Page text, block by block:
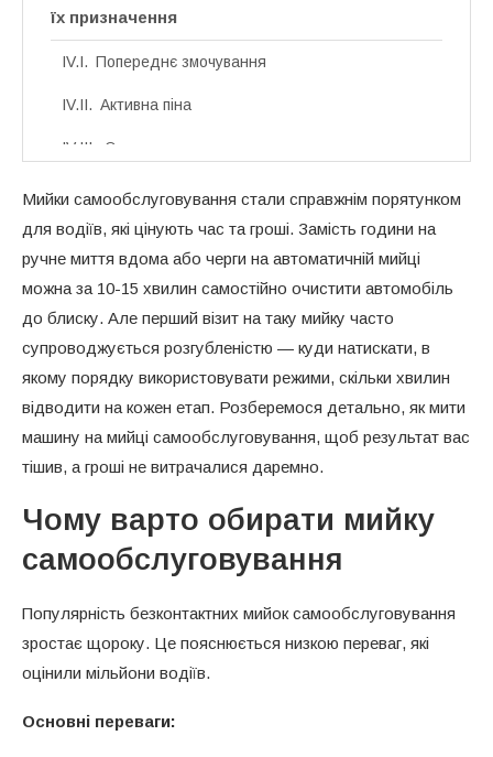
їх призначення
Попереднє змочування
Активна піна
Основне миття
Ополіскування
Віск або поліроль
Як мити машину на мийці
самообслуговування взимку
При якій температурі можна мити
Підготовка авто до зимового миття
Що робити після миття зимою
Типові помилки при митті на
Корисні поради для ефективного миття
Як досягти ідеального блиску
Мийки самообслуговування стали справжнім порятунком
для водіїв, які цінують час та гроші. Замість години на
ручне миття вдома або черги на автоматичній мийці
можна за 10-15 хвилин самостійно очистити автомобіль
до блиску. Але перший візит на таку мийку часто
супроводжується розгубленістю — куди натискати, в
якому порядку використовувати режими, скільки хвилин
відводити на кожен етап. Розберемося детально, як мити
машину на мийці самообслуговування, щоб результат вас
тішив, а гроші не витрачалися даремно.
Чому варто обирати мийку
самообслуговування
Популярність безконтактних мийок самообслуговування
зростає щороку. Це пояснюється низкою переваг, які
оцінили мільйони водіїв.
Основні переваги: